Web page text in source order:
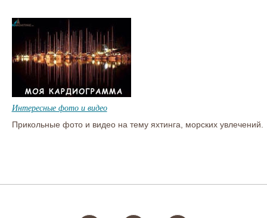
Интересные фото и видео
Прикольные фото и видео на тему яхтинга, морских увлечений.